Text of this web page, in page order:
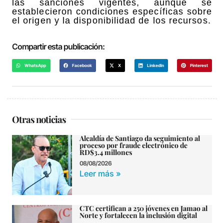
las sanciones vigentes, aunque se
establecieron condiciones específicas sobre
el origen y la disponibilidad de los recursos.
Compartir esta publicación:
WhatsApp Facebook X LinkedIn Pinterest
Otras noticias
Alcaldía de Santiago da seguimiento al
proceso por fraude electrónico de
RD$3.4 millones
08/08/2026
Leer más »
CTC certifican a 250 jóvenes en Jamao al
Norte y fortalecen la inclusión digital